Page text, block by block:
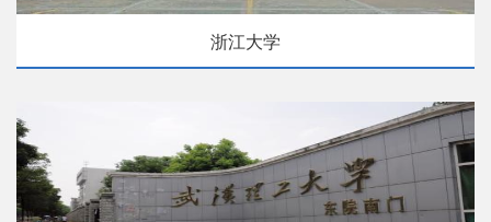
浙江大学